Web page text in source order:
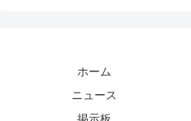
ホーム
ニュース
掲示板